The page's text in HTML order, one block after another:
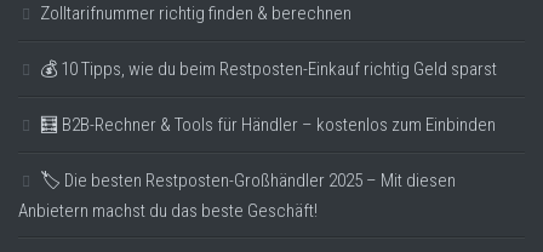
Zolltarifnummer richtig finden & berechnen
💰 10 Tipps, wie du beim Restposten-Einkauf richtig Geld sparst
🧮 B2B-Rechner & Tools für Händler – kostenlos zum Einbinden
🏷️ Die besten Restposten-Großhändler 2025 – Mit diesen
Anbietern machst du das beste Geschäft!